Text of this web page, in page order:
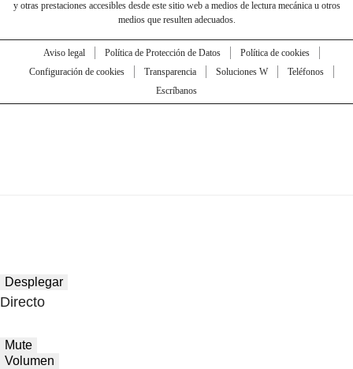
y otras prestaciones accesibles desde este sitio web a medios de lectura mecánica u otros
medios que resulten adecuados.
Aviso legal Política de Protección de Datos
Política de cookies
Configuración de cookies
Transparencia Soluciones W
Teléfonos
Escríbanos
Desplegar
Directo
Mute
Volumen